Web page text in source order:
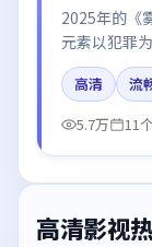
2025年的《
元素以犯罪
龙、段奕宏
论。
高清
流
5.7万
11
高清影视